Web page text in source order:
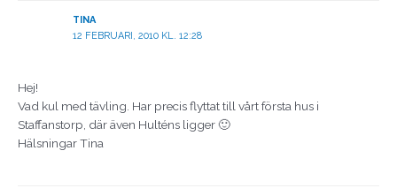
TINA
12 FEBRUARI, 2010 KL. 12:28
Hej!
Vad kul med tävling. Har precis flyttat till vårt första hus i
Staffanstorp, där även Hulténs ligger 🙂
Hälsningar Tina